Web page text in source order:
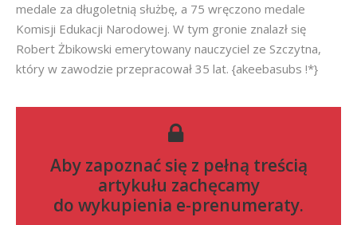
medale za długoletnią służbę, a 75 wręczono medale
Komisji Edukacji Narodowej. W tym gronie znalazł się
Robert Żbikowski emerytowany nauczyciel ze Szczytna,
który w zawodzie przepracował 35 lat. {akeebasubs !*}
Aby zapoznać się z pełną treścią
artykułu zachęcamy
do wykupienia e-prenumeraty.